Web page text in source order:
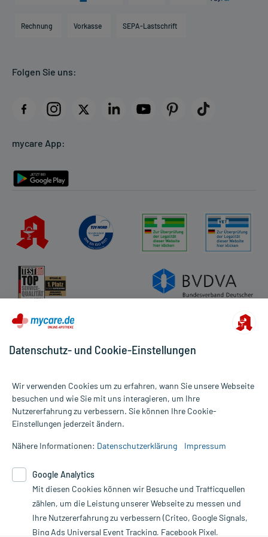
Direktabrechnung PKV
AGB
Datenschutz
Rückgabe/Widerruf
Rechnung Vorkasse SEPA-Lastschrift
Folgen Sie uns:
mycare App:
Alle Preise gelten inkl. MwSt., ggf. zzgl. Versandkosten
Informationen auf dieser Website werden ausschließlich für
die Untersuchung und Behandlung durch einen Arzt. Bitte
Therapien eingeleitet werden können. | Diese Webseite benutzt
Google Analytics. Lesen Sie bitte dazu die wichtigen Hinweise in
unserer Datenschutzerklärung. Für den Widerruf einer Bestellung
nutzen Sie das Formular:
Datenschutz- und Cookie-Einstellungen
Wir verwenden Cookies um zu erfahren, wann Sie unsere Webseite
besuchen und wie Sie mit uns interagieren, um Ihre
Nutzererfahrung zu verbessern. Sie können Ihre Cookie-
Einstellungen jederzeit ändern.
Nähere Informationen: Datenschutzerklärung Impressum
Google Analytics
Mit diesen Cookies können wir Besuche und Trafficquellen
zählen, um die Leistung unserer Webseite zu messen und
Ihre Nutzererfahrung zu verbessern (Criteo, Google Signals,
Bing Ads Universal Event Tracking, Facebook Pixel,